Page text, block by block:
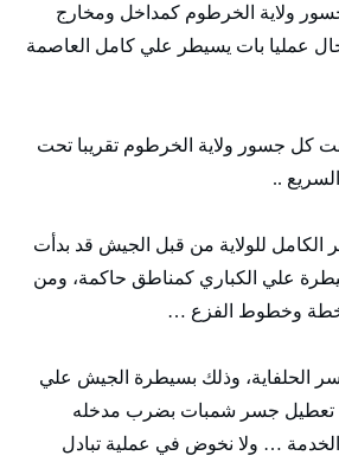
ولاية الخرطوم كمداخل ومخارج
عمليا بات يسيطر علي كامل العاصمة
كل جسور ولاية الخرطوم تقريبا تحت
..
الكامل للولاية من قبل الجيش قد بدأت
علي الكباري كمناطق حاكمة، ومن
وخطوط الفزع …
جسر الحلفاية، وذلك بسيطرة الجيش علي
تعطيل جسر شمبات بضرب مدخله
… ولا نخوض في عملية تبادل